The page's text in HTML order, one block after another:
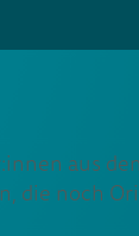
aus
die noch